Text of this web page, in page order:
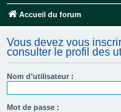
Accueil du forum
Vous devez vous
consulter le profil des
Nom d’utilisateur :
Mot de passe :